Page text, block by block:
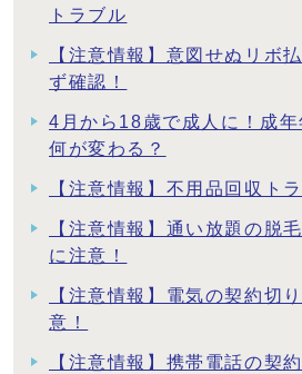
トラブル
【注意情報】意図せぬリボ
ず確認！
4月から18歳で成人に！成
何が変わる？
【注意情報】不用品回収ト
【注意情報】通い放題の脱
に注意！
【注意情報】電気の契約切
意！
【注意情報】携帯電話の契